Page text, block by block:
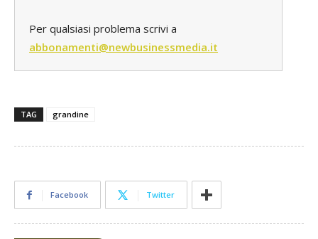
Per qualsiasi problema scrivi a
abbonamenti@newbusinessmedia.it
TAG grandine
Facebook Twitter